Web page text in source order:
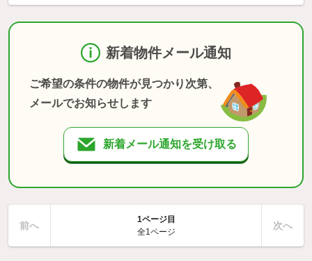
新着物件メール通知
ご希望の条件の物件が見つかり次第、
メールでお知らせします
新着メール通知を受け取る
前へ
1ページ目
全1ページ
次へ